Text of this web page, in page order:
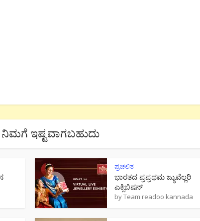
ನಿಮಗೆ ಇಷ್ಟವಾಗಬಹುದು
ಪ್ರಚಲಿತ
ಭಾರತದ ಪ್ರಪ್ರಥಮ ಜ್ಯುವೆಲ್ಲರಿ
ಎಕ್ಸಿಬಿಷನ್
byTeam readoo kannada